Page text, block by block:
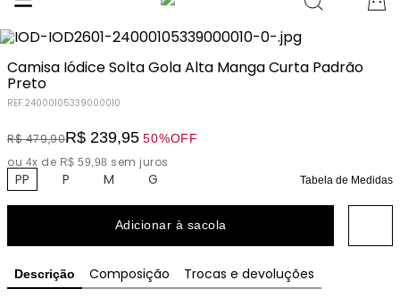
Camisa Iódice Solta Gola Alta Manga Curta Padrão
Preto
REF.24000105339000010
R$ 479,90R$ 239,95 50%OFF
ou 4x de R$ 59,98 sem juros
PP P M G Tabela de Medidas
Adicionar à sacola
Descrição Composição Trocas e devoluções